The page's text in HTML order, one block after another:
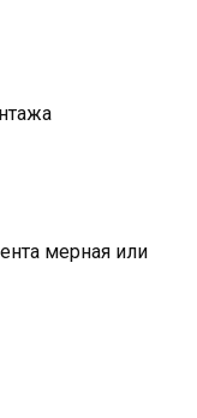
мерная или